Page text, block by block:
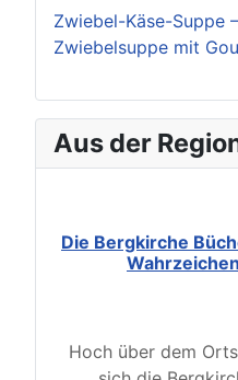
Zwiebel-Käse-Suppe
Zwiebelsuppe mit
Aus der
Die Bergkirche
Hoch über dem